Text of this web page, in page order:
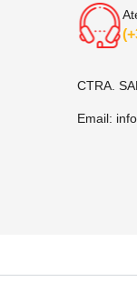
CTRA.
Email: